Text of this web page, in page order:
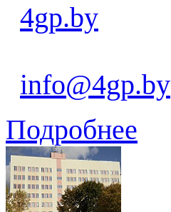
4gp.by
info@4gp.by
Подробнее